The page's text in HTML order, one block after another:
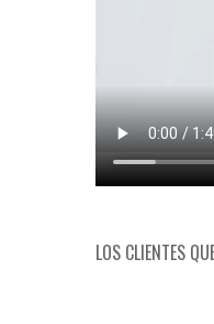
LOS CLIENTES